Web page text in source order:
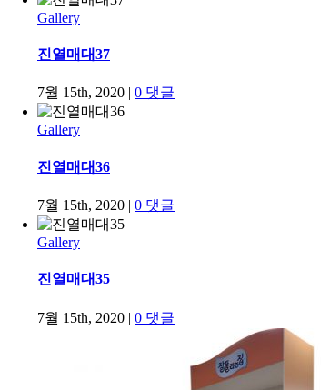
Gallery
진열매대37
7월 15th, 2020 0 댓글
Gallery
진열매대36
7월 15th, 2020 | 0 댓글
Gallery
진열매대35
7월 15th, 2020 | 0 댓글